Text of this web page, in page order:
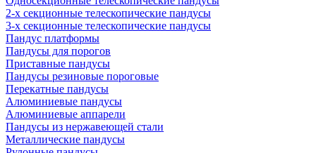
2-х секционные телескопические пандусы
3-х секционные телескопические пандусы
Пандус платформы
Пандусы для порогов
Приставные пандусы
Пандусы резиновые пороговые
Перекатные пандусы
Алюминиевые пандусы
Алюминиевые аппарели
Пандусы из нержавеющей стали
Металлические пандусы